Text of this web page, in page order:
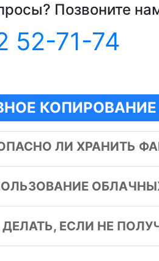
Позвоните
52-71-74
ЛИ ХРАНИТЬ
ДЕЛАТЬ, ЕСЛИ НЕ